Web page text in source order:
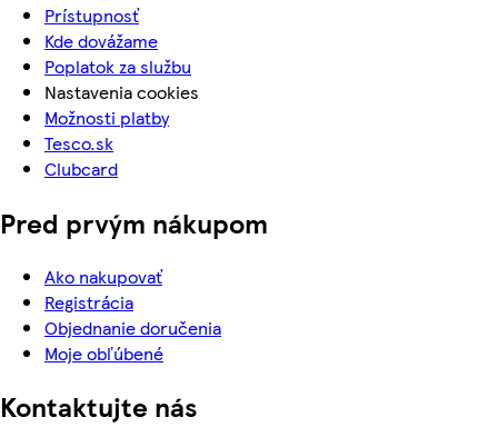
Prístupnosť
Kde dovážame
Poplatok za službu
Nastavenia cookies
Možnosti platby
Tesco.sk
Clubcard
Pred prvým nákupom
Ako nakupovať
Registrácia
Objednanie doručenia
Moje obľúbené
Kontaktujte nás